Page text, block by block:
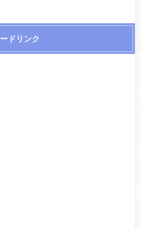
ドリンク